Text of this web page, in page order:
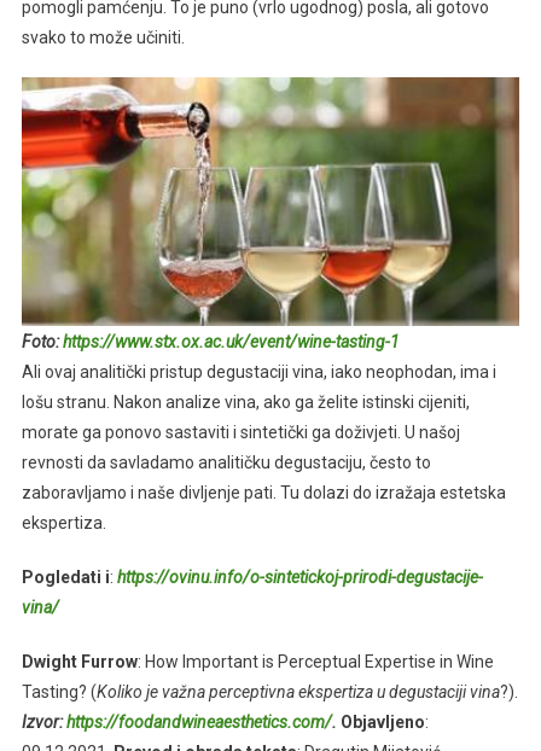
pomogli pamćenju. To je puno (vrlo ugodnog) posla, ali gotovo
svako to može učiniti.
Foto:https://www.stx.ox.ac.uk/event/wine-tasting-1
Ali ovaj analitički pristup degustaciji vina, iako neophodan, ima i
lošu stranu. Nakon analize vina, ako ga želite istinski cijeniti,
morate ga ponovo sastaviti i sintetički ga doživjeti. U našoj
revnosti da savladamo analitičku degustaciju, često to
zaboravljamo i naše divljenje pati. Tu dolazi do izražaja estetska
ekspertiza.
Pogledati i: https://ovinu.info/o-sintetickoj-prirodi-degustacije-
vina/
Dwight Furrow: How Important is Perceptual Expertise in Wine
Tasting? (Koliko je važna perceptivna ekspertiza u degustaciji vina?).
Izvor:https://foodandwineaesthetics.com/. Objavljeno: